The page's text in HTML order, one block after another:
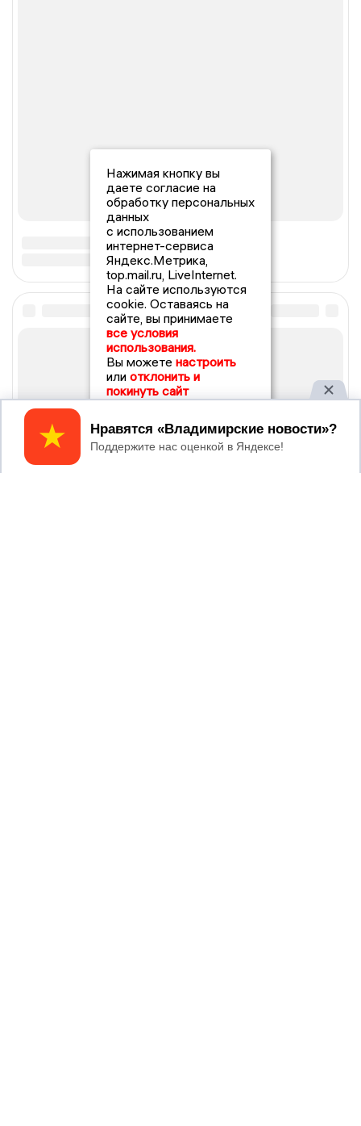
Нажимая кнопку вы
даете согласие на
обработку персональных
данных
с использованием
интернет-сервиса
Яндекс.Метрика,
top.mail.ru, LiveInternet.
На сайте используются
cookie. Оставаясь на
сайте, вы принимаете
все условия
использования.
Вы можете настроить
или отклонить и
покинуть сайт
Принять